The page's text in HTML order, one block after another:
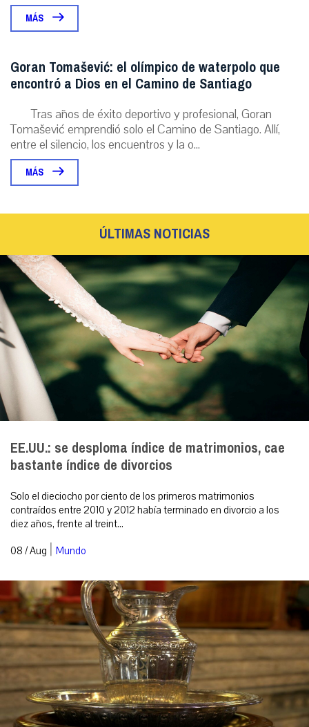
MÁS
Goran Tomašević: el olímpico de waterpolo que
encontró a Dios en el Camino de Santiago
Tras años de éxito deportivo y profesional, Goran
Tomašević emprendió solo el Camino de Santiago. Allí,
entre el silencio, los encuentros y la o...
MÁS
ÚLTIMAS NOTICIAS
EE.UU.: se desploma índice de matrimonios, cae
bastante índice de divorcios
Solo el dieciocho por ciento de los primeros matrimonios
contraídos entre 2010 y 2012 había terminado en divorcio a los
diez años, frente al treint...
08 / Aug | Mundo